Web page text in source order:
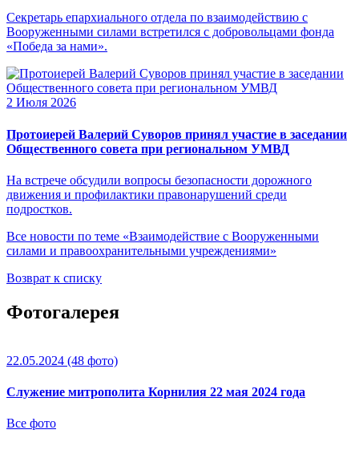
Секретарь епархиального отдела по взаимодействию с
Вооруженными силами встретился с добровольцами фонда
«Победа за нами».
2 Июля 2026
Протоиерей Валерий Суворов принял участие в заседании
Общественного совета при региональном УМВД
На встрече обсудили вопросы безопасности дорожного
движения и профилактики правонарушений среди
подростков.
Все новости по теме «Взаимодействие с Вооруженными
силами и правоохранительными учреждениями»
Возврат к списку
Фотогалерея
22.05.2024 (48 фото)
Служение митрополита Корнилия 22 мая 2024 года
Все фото